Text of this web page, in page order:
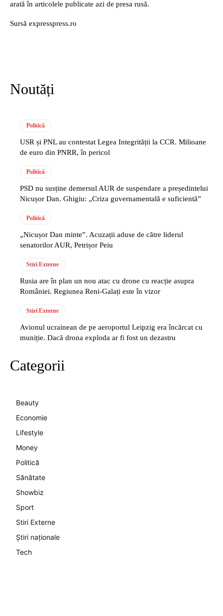
arată în articolele publicate azi de presa rusă.
Sursă expresspress.ro
Noutăți
Politică
USR și PNL au contestat Legea Integrității la CCR. Milioane
de euro din PNRR, în pericol
Politică
PSD nu susține demersul AUR de suspendare a președintelui
Nicușor Dan. Ghigiu: „Criza guvernamentală e suficientă”
Politică
„Nicușor Dan minte”. Acuzații aduse de către liderul
senatorilor AUR, Petrișor Peiu
Stiri Externe
Rusia are în plan un nou atac cu drone cu reacție asupra
României. Regiunea Reni-Galați este în vizor
Stiri Externe
Avionul ucrainean de pe aeroportul Leipzig era încărcat cu
muniție. Dacă drona exploda ar fi fost un dezastru
Categorii
Beauty
Economie
Lifestyle
Money
Politică
Sănătate
Showbiz
Sport
Stiri Externe
Știri naționale
Tech